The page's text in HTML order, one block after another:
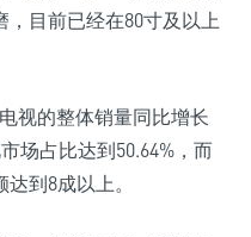
目前已经在80寸及以上
视的整体销量同比增长
场占比达到50.64%，而
到8成以上。